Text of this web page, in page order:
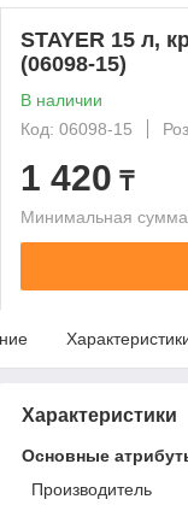
STAYER 15 л,
(06098-15)
В наличии
Код: 06098-15
1 420 ₸
Минимальная
Характеристики
Основные
Производитель